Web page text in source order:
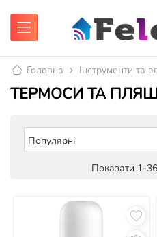
Головна Інструменти та
ТЕРМОСИ ТА
Популярні
Показати 1-